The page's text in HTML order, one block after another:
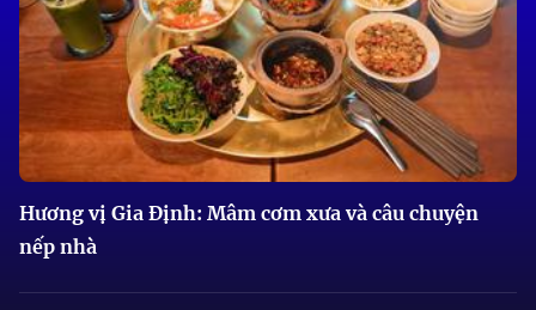
Hương vị Gia Định: Mâm cơm xưa và câu chuyện
nếp nhà